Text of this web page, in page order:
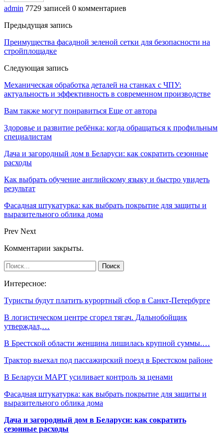
admin 7729 записей 0 комментариев
Предыдущая запись
Преимущества фасадной зеленой сетки для безопасности на
стройплощадке
Следующая запись
Механическая обработка деталей на станках с ЧПУ:
актуальность и эффективность в современном производстве
Вам также могут понравиться Еще от автора
Здоровье и развитие ребёнка: когда обращаться к профильным
специалистам
Дача и загородный дом в Беларуси: как сократить сезонные
расходы
Как выбрать обучение английскому языку и быстро увидеть
результат
Фасадная штукатурка: как выбрать покрытие для защиты и
выразительного облика дома
Prev Next
Комментарии закрыты.
Интересное:
Туристы будут платить курортный сбор в Санкт-Петербурге
В логистическом центре сгорел тягач. Дальнобойщик
утверждал,…
В Брестской области женщина лишилась крупной суммы.…
Трактор выехал под пассажирский поезд в Брестском районе
В Беларуси МАРТ усиливает контроль за ценами
Фасадная штукатурка: как выбрать покрытие для защиты и
выразительного облика дома
Дача и загородный дом в Беларуси: как сократить
сезонные расходы